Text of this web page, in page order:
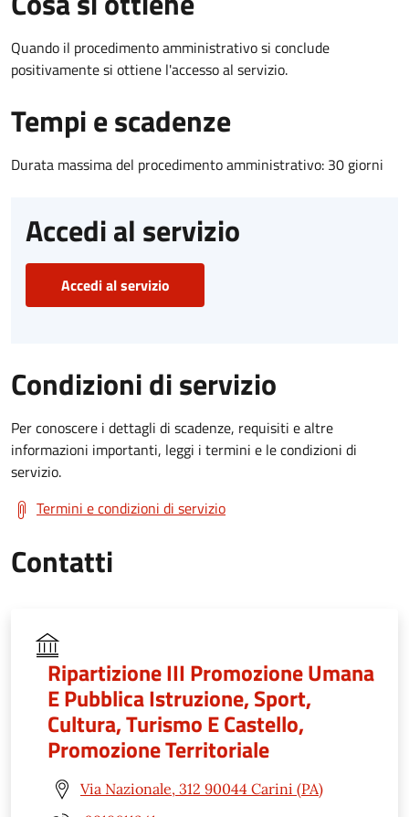
Quando il procedimento amministrativo si conclude
positivamente si ottiene l'accesso al servizio.
Tempi e scadenze
Durata massima del procedimento amministrativo: 30 giorni
Accedi al servizio
Accedi al servizio
Condizioni di servizio
Per conoscere i dettagli di scadenze, requisiti e altre
informazioni importanti, leggi i termini e le condizioni di
servizio.
Termini e condizioni di servizio
Contatti
Ripartizione III Promozione Umana
E Pubblica Istruzione, Sport,
Cultura, Turismo E Castello,
Promozione Territoriale
Via Nazionale, 312 90044 Carini (PA)